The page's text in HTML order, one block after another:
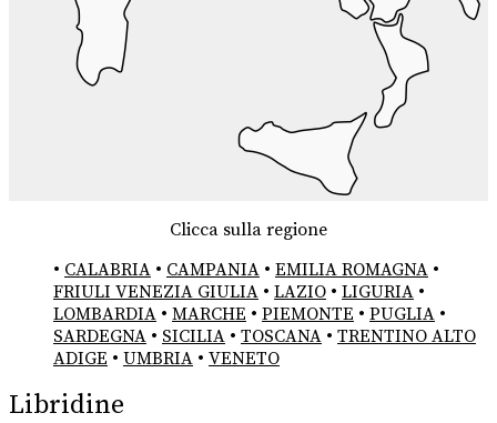
Clicca sulla regione
• CALABRIA • CAMPANIA • EMILIA ROMAGNA •
FRIULI VENEZIA GIULIA • LAZIO • LIGURIA •
LOMBARDIA • MARCHE • PIEMONTE • PUGLIA •
SARDEGNA • SICILIA • TOSCANA • TRENTINO ALTO
ADIGE • UMBRIA • VENETO
Libridine